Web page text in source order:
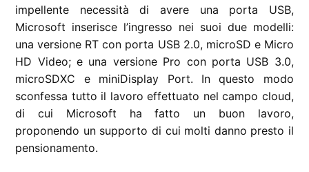
impellente necessità di avere una porta USB,
Microsoft inserisce l’ingresso nei suoi due modelli:
una versione RT con porta USB 2.0, microSD e Micro
HD Video; e una versione Pro con porta USB 3.0,
microSDXC e miniDisplay Port. In questo modo
sconfessa tutto il lavoro effettuato nel campo cloud,
di cui Microsoft ha fatto un buon lavoro,
proponendo un supporto di cui molti danno presto il
pensionamento.